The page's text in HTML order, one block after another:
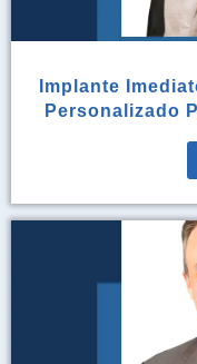
Implante
Personalizado